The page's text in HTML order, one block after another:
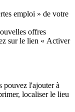
emploi » de votre
offres
sur le lien « Activer
pouvez l'ajouter à
localiser le lieu